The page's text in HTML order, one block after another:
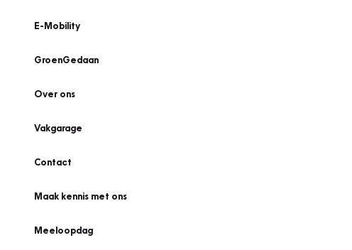
E-Mobility
GroenGedaan
Over ons
Vakgarage
Contact
Maak kennis met ons
Meeloopdag